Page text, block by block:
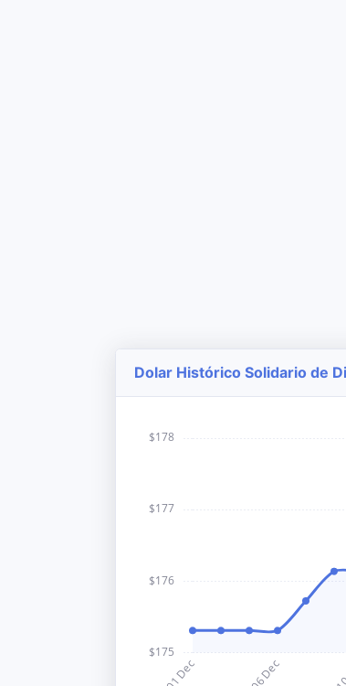
Dolar Histórico Solidario de